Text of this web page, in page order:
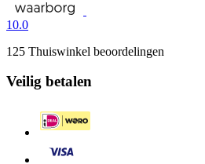
10.0
125 Thuiswinkel beoordelingen
Veilig betalen